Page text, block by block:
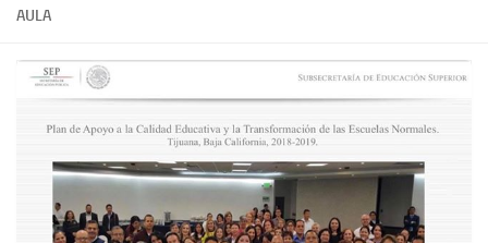
AULA